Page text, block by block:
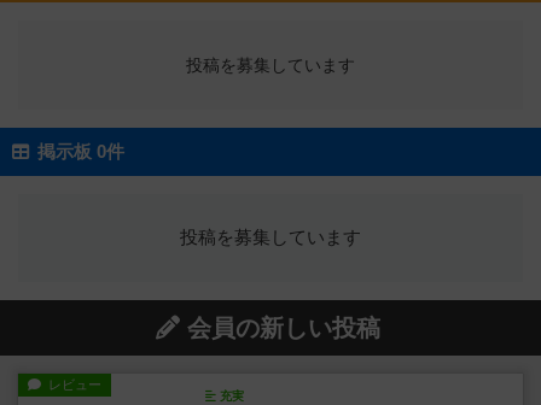
投稿を募集しています
掲示板 0件
投稿を募集しています
会員の新しい投稿
レビュー
充実